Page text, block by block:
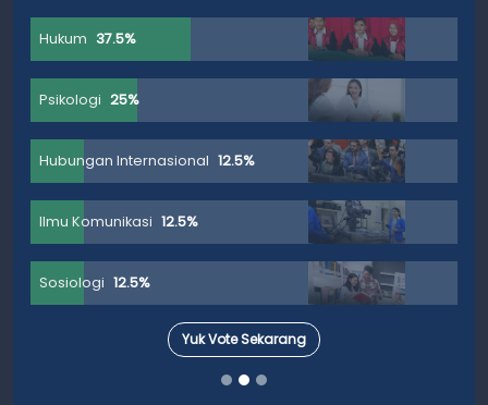
Hukum 37.5%
Psikologi 25%
Hubungan Internasional 12.5%
Ilmu Komunikasi 12.5%
Sosiologi 12.5%
Yuk Vote Sekarang